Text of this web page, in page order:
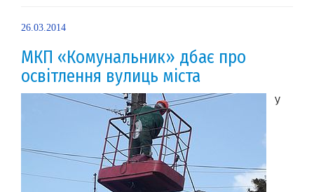
26.03.2014
МКП «Комунальник» дбає про
освітлення вулиць міста
У